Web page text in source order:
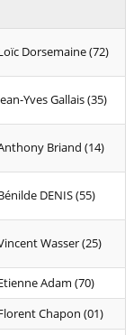
Dorsemaine (72)
Yves Gallais (35)
Briand (14)
DENIS (55)
Wasser (25)
Adam (70)
Chapon (01)